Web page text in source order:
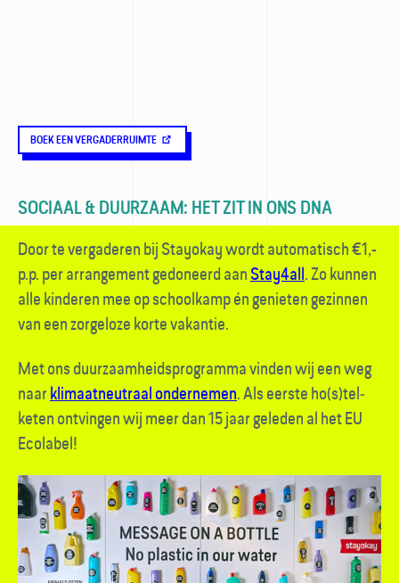
BOEK EEN VERGADERRUIMTE
SOCIAAL & DUURZAAM: HET ZIT IN ONS DNA
Door te vergaderen bij Stayokay wordt auto­matisch €1,-
p.p. per arrangement gedoneerd aanStay4all. Zo kunnen
alle kinderen mee op school­kamp én genieten gezinnen
van een zorgeloze korte vakantie.
Met ons duurzaamheids­programma vinden wij een weg
naarklimaat­neutraal ondernemen. Als eerste ho(s)tel­
keten ontvingen wij meer dan 15 jaar geleden al het EU
Ecolabel!